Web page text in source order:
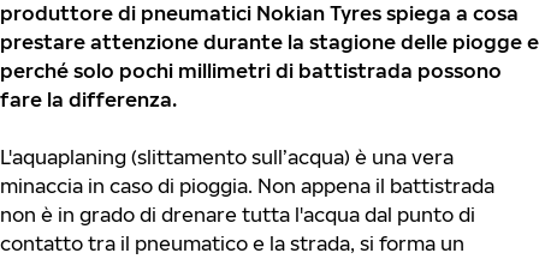
produttore di pneumatici Nokian Tyres spiega a cosa
prestare attenzione durante la stagione delle piogge e
perché solo pochi millimetri di battistrada possono
fare la differenza.
L'aquaplaning (slittamento sull’acqua) è una vera
minaccia in caso di pioggia. Non appena il battistrada
non è in grado di drenare tutta l'acqua dal punto di
contatto tra il pneumatico e la strada, si forma un